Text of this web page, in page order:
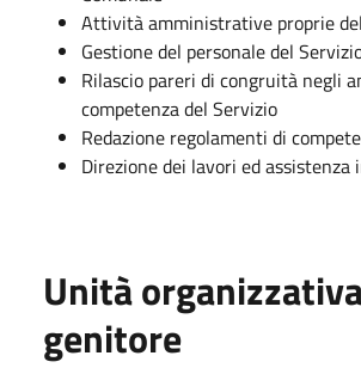
Attività amministrative proprie
Gestione del personale del
Rilascio pareri di congruità negli
competenza del Servizio
Redazione regolamenti di
Direzione dei lavori ed assistenza
Unità
genitore